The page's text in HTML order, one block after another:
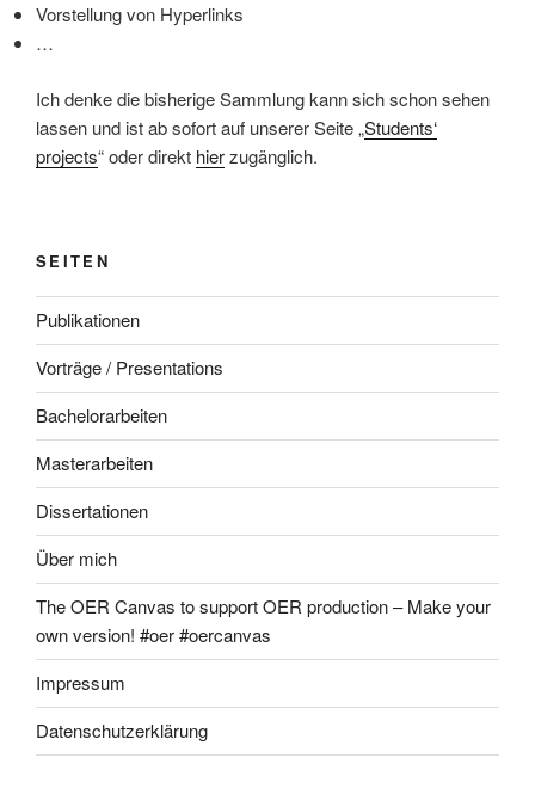
Vorstellung von Hyperlinks
…
Ich denke die bisherige Sammlung kann sich schon sehen
lassen und ist ab sofort auf unserer Seite „Students‘
projects“ oder direkt hierzugänglich.
SEITEN
Publikationen
Vorträge / Presentations
Bachelorarbeiten
Masterarbeiten
Dissertationen
Über mich
The OER Canvas to support OER production – Make your
own version! #oer #oercanvas
Impressum
Datenschutzerklärung